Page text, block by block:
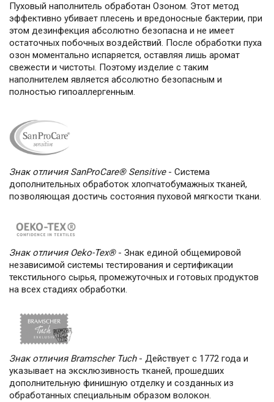
Пуховый наполнитель обработан Озоном. Этот метод
эффективно убивает плесень и вредоносные бактерии, при
этом дезинфекция абсолютно безопасна и не имеет
остаточных побочных воздействий. После обработки пуха
озон моментально испаряется, оставляя лишь аромат
свежести и чистоты. Поэтому изделие с таким
наполнителем является абсолютно безопасным и
полностью гипоаллергенным.
Знак отличия SanProCare® Sensitive - Cистема
дополнительных обработок хлопчатобумажных тканей,
позволяющая достичь состояния пуховой мягкости ткани.
Знак отличия Oeko-Tex® - Знак единой общемировой
независимой системы тестирования и сертификации
текстильного сырья, промежуточных и готовых продуктов
на всех стадиях обработки.
Знак отличия Bramscher Tuch- Действует с 1772 года и
указывает на эксклюзивность тканей, прошедших
дополнительную финишную отделку и созданных из
обработанных специальным образом волокон.